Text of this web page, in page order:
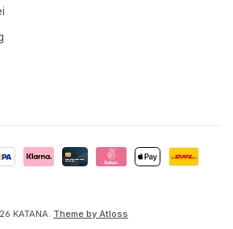
KATANA. Theme by Atloss